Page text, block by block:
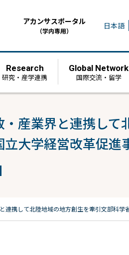
アカンサスポータル
（学内専用） 日本語
Research
研究・産学連携
Global Network
国際交流・留学
産業界と連携して
大学経営改革促進
連携して北陸地域の地方創生を牽引文部科学